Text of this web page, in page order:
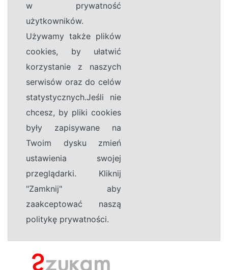
w prywatność
użytkowników.
Używamy także plików
cookies, by ułatwić
korzystanie z naszych
serwisów oraz do celów
statystycznych.Jeśli nie
chcesz, by pliki cookies
były zapisywane na
Twoim dysku zmień
ustawienia swojej
przeglądarki. Kliknij
"Zamknij" aby
zaakceptować naszą
politykę prywatności.